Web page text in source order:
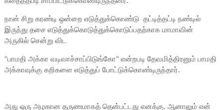
நான் சிறு கரண்டி ஒன்றை எடுத்துக்கொண்டு தட்டித்தட்டி நண்டில்
இருந்து தசை எடுத்துக்கொடுத்துக்கொடுப்பதற்காக மாமாவின்
அருகில் சென்று விட
"பாமதி அக்கா வடிவாச்சாப்பிடுங்கோ" என்றபடி தேவமித்திரனும் பாமதி
அக்காவுக்கு கறிகளை எடுத்துப் போட்டுக்கொண்டிருந்தார்.
அது ஒரு அழகான தருணமாகத் தென்பட்டது எனக்கு. ஆனாலும் என்